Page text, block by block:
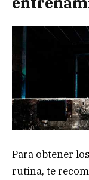
Para obtener
rutina, te